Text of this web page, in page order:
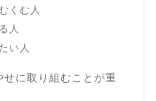
くむ人
人
い人
に取り組むことが重